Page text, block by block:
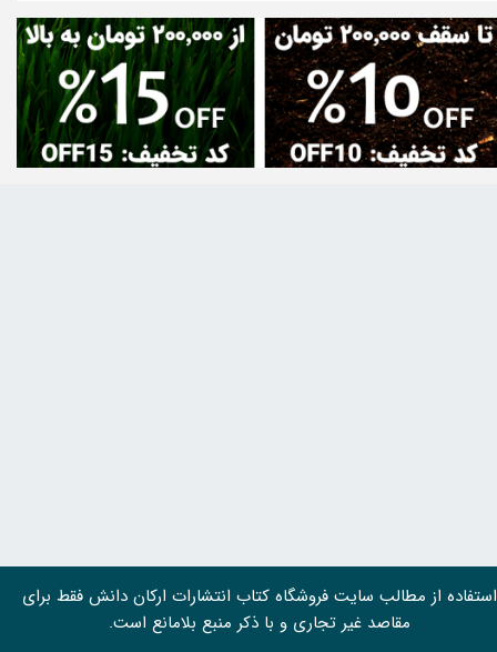
استفاده از مطالب سايت فروشگاه کتاب انتشارات ارکان دانش فقط برای
مقاصد غیر تجاری و با ذکر منبع بلامانع است.